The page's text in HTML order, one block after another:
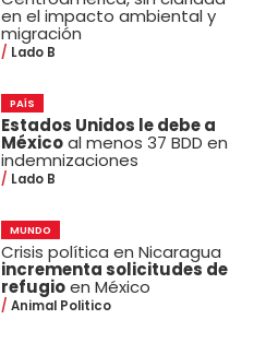
en el impacto ambiental y
migración
Lado B
PAÍS
Estados Unidos le debe a
Méxicoal menos 37 BDD en
indemnizaciones
Lado B
MUNDO
Crisis política en Nicaragua
incrementa solicitudes de
refugioen México
Animal Politico